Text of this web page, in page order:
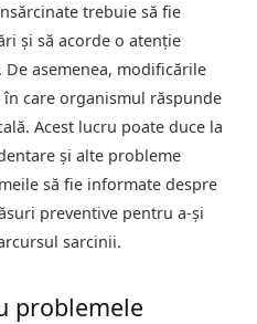
trebuie să fie
și să acorde o atenție
asemenea, modificările
care organismul răspunde
Acest lucru poate duce la
și alte probleme
să fie informate despre
preventive pentru a-și
sarcinii.
problemele